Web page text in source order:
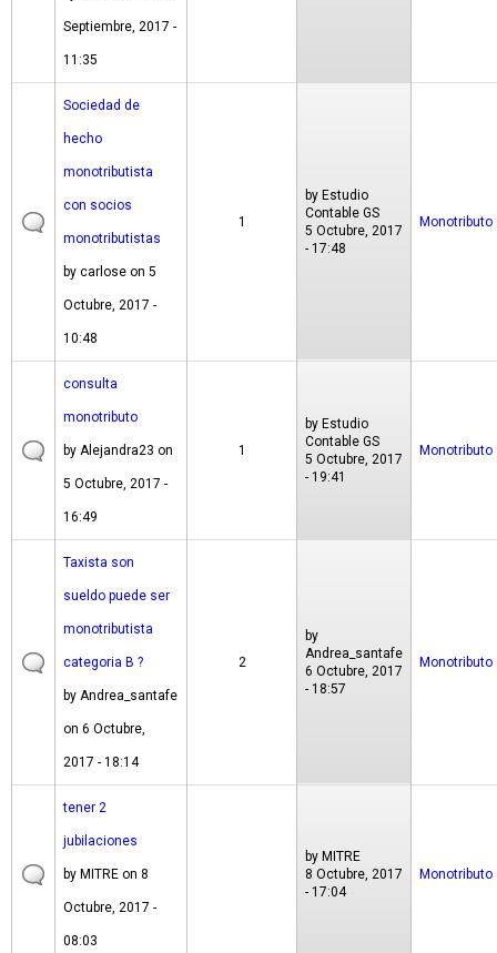
Septiembre, 2017 -
11:35
Sociedad de
hecho
monotributista
con socios
monotributistas
by carlose on 5
Octubre, 2017 -
10:48
1
by Estudio
Contable GS
5 Octubre, 2017
- 17:48
Monotributo
consulta
monotributo
by Alejandra23 on
5 Octubre, 2017 -
16:49
1
by Estudio
Contable GS
5 Octubre, 2017
- 19:41
Monotributo
Taxista son
sueldo puede ser
monotributista
categoria B ?
by Andrea_santafe
on 6 Octubre,
2017 - 18:14
2
by
Andrea_santafe
6 Octubre, 2017
- 18:57
Monotributo
tener 2
jubilaciones
by MITRE on 8
Octubre, 2017 -
08:03
by MITRE
8 Octubre, 2017
- 17:04
Monotributo